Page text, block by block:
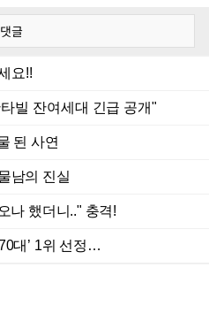
댓글